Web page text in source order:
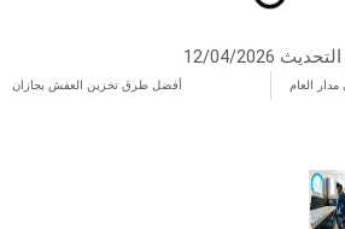
أفضل طرق تخزين العفش بجازان